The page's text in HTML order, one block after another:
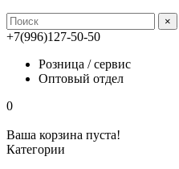
×
+7(996)127-50-50
Розница / сервис
Оптовый отдел
0
Ваша корзина пуста!
Категории